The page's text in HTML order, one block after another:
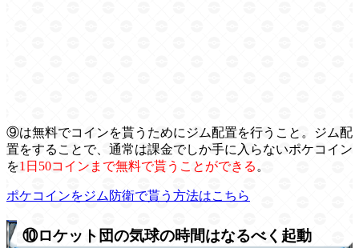
⑨は無料でコインを貰うためにジム配置を行うこと。ジム配
置をすることで、通常は課金でしか手に入らないポケコイン
を1日50コインまで無料で貰うことができる 。
ポケコインをジム防衛で貰う方法はこちら
⑩ロケット団の気球の時間はなるべく起動